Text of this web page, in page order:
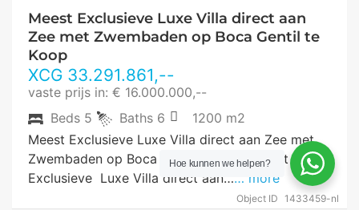
Meest Exclusieve Luxe Villa direct aan
Zee met Zwembaden op Boca Gentil te
Koop
XCG 33.291.861,--
vaste prijs in: € 16.000.000,--
Object ID 1433459-nl
Beds 5 Baths 6
1200 m2
Meest Exclusieve Luxe Villa direct aan Zee met
Zwembaden op Boca Gentil te Koop Meest
Exclusieve Luxe Villa direct aan…… more
Hoe kunnen we helpen?